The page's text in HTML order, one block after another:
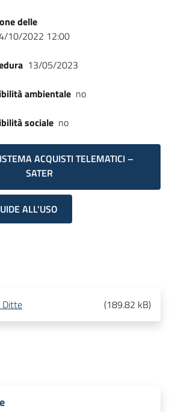
delle
10/2022 12:00
13/05/2023
ambientale no
sociale no
ACQUISTI TELEMATICI –
SATER
ALL'USO
Ditte (189.82 kB)